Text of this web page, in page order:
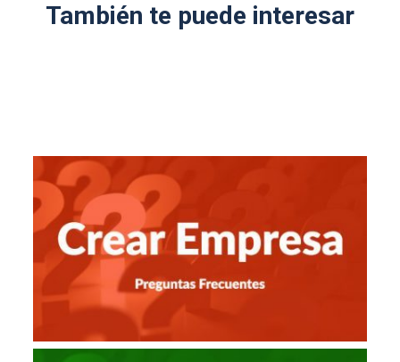
También te puede interesar